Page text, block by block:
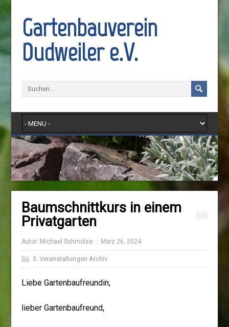
Gartenbauverein
Dudweiler e.V.
Baumschnittkurs in einem
Privatgarten
Autor: Michael Schmolze März 26, 2024
3. Veranstaltungen Archiv
Liebe Gartenbaufreundin,
lieber Gartenbaufreund,